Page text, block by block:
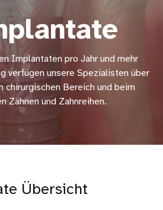
Implantaten pro Jahr und mehr
verfügen unsere Spezialisten über
chirurgischen Bereich und beim
Zähnen und Zahnreihen.
Übersicht